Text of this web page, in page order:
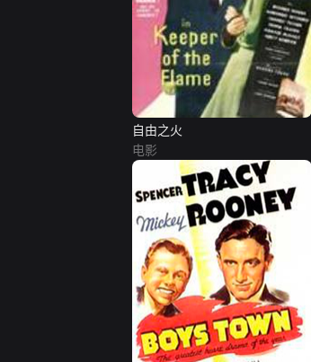
自由之火
电影